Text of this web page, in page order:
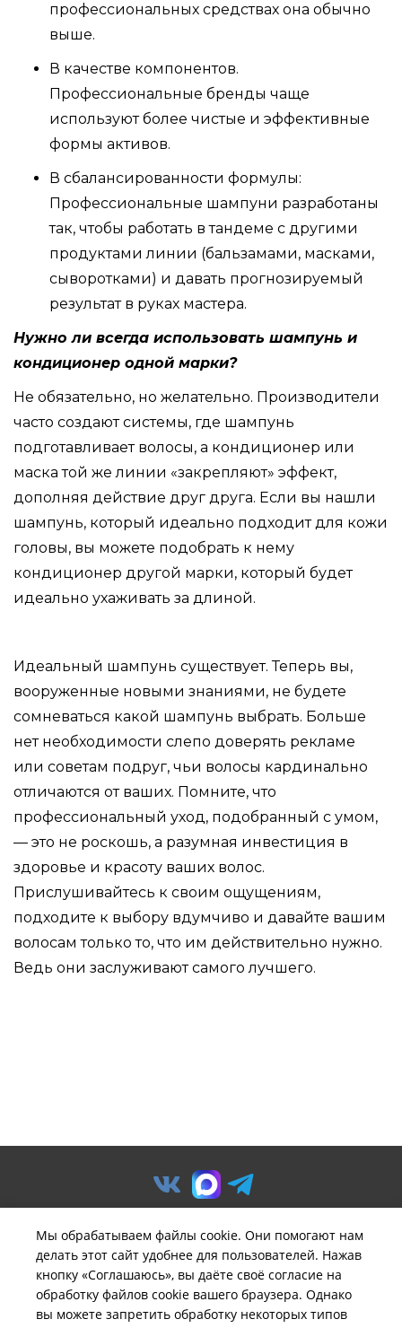
профессиональных средствах она обычно
выше.
В качестве компонентов.
Профессиональные бренды чаще
используют более чистые и эффективные
формы активов.
В сбалансированности формулы:
Профессиональные шампуни разработаны
так, чтобы работать в тандеме с другими
продуктами линии (бальзамами, масками,
сыворотками) и давать прогнозируемый
результат в руках мастера.
Нужно ли всегда использовать шампунь и
кондиционер одной марки?
Не обязательно, но желательно. Производители
часто создают системы, где шампунь
подготавливает волосы, а кондиционер или
маска той же линии «закрепляют» эффект,
дополняя действие друг друга. Если вы нашли
шампунь, который идеально подходит для кожи
головы, вы можете подобрать к нему
кондиционер другой марки, который будет
идеально ухаживать за длиной.
Идеальный шампунь существует. Теперь вы,
вооруженные новыми знаниями, не будете
сомневаться какой шампунь выбрать. Больше
нет необходимости слепо доверять рекламе
или советам подруг, чьи волосы кардинально
отличаются от ваших. Помните, что
профессиональный уход, подобранный с умом,
— это не роскошь, а разумная инвестиция в
здоровье и красоту ваших волос.
Прислушивайтесь к своим ощущениям,
подходите к выбору вдумчиво и давайте вашим
волосам только то, что им действительно нужно.
Ведь они заслуживают самого лучшего.
© ООО «Предприятие «Удача».
Политика обработки
персональных данных
Мы обрабатываем файлы cookie. Они помогают нам
делать этот сайт удобнее для пользователей. Нажав
кнопку «Соглашаюсь», вы даёте своё согласие на
обработку файлов cookie вашего браузера. Однако
вы можете запретить обработку некоторых типов